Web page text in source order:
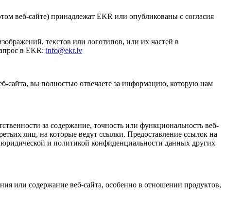
веб-сайте) принадлежат EKR или опубликованы с согласия
текстов или логотипов, или их частей в
в EKR: info@ekr.lv
сайта, вы полностью отвечаете за информацию, которую нам
за содержание, точность или функциональность веб-
лиц, на которые ведут ссылки. Предоставление ссылок на
и политикой конфиденциальности данных других
или содержание веб-сайта, особенно в отношении продуктов,